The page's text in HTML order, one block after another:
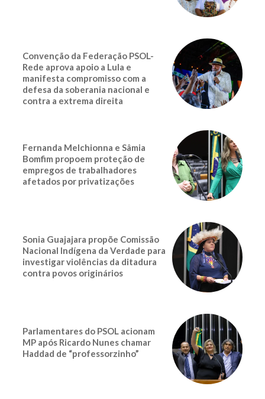
Convenção da Federação PSOL-
Rede aprova apoio a Lula e
manifesta compromisso com a
defesa da soberania nacional e
contra a extrema direita
Fernanda Melchionna e Sâmia
Bomfim propoem proteção de
empregos de trabalhadores
afetados por privatizações
Sonia Guajajara propõe Comissão
Nacional Indígena da Verdade para
investigar violências da ditadura
contra povos originários
Parlamentares do PSOL acionam
MP após Ricardo Nunes chamar
Haddad de “professorzinho”